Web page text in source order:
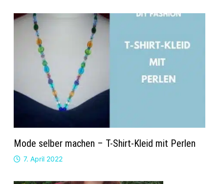
Mode selber machen – T-Shirt-Kleid mit Perlen
7. April 2022